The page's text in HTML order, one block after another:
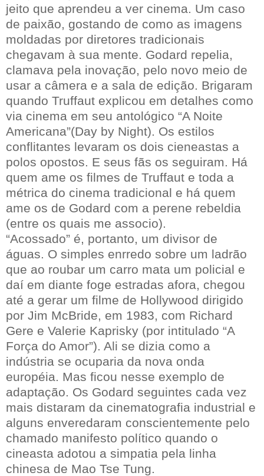
jeito que aprendeu a ver cinema. Um caso
de paixão, gostando de como as imagens
moldadas por diretores tradicionais
chegavam à sua mente. Godard repelia,
clamava pela inovação, pelo novo meio de
usar a câmera e a sala de edição. Brigaram
quando Truffaut explicou em detalhes como
via cinema em seu antológico “A Noite
Americana”(Day by Night). Os estilos
conflitantes levaram os dois cieneastas a
polos opostos. E seus fãs os seguiram. Há
quem ame os filmes de Truffaut e toda a
métrica do cinema tradicional e há quem
ame os de Godard com a perene rebeldia
(entre os quais me associo).
“Acossado” é, portanto, um divisor de
águas. O simples enrredo sobre um ladrão
que ao roubar um carro mata um policial e
daí em diante foge estradas afora, chegou
até a gerar um filme de Hollywood dirigido
por Jim McBride, em 1983, com Richard
Gere e Valerie Kaprisky (por intitulado “A
Força do Amor”). Ali se dizia como a
indústria se ocuparia da nova onda
européia. Mas ficou nesse exemplo de
adaptação. Os Godard seguintes cada vez
mais distaram da cinematografia industrial e
alguns enveredaram conscientemente pelo
chamado manifesto político quando o
cineasta adotou a simpatia pela linha
chinesa de Mao Tse Tung.